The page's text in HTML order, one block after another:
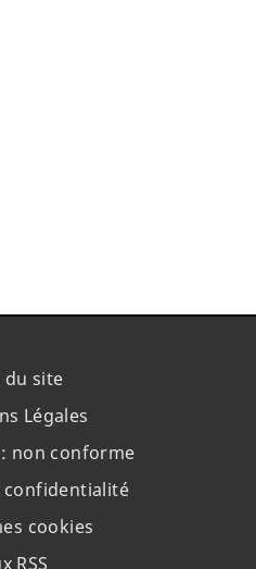
du site
Légales
non conforme
confidentialité
cookies
RSS